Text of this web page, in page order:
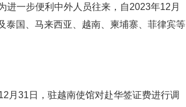
进一步便利中外人员往来，自2023年12月
泰国、马来西亚、越南、柬埔寨、菲律宾等
月31日，驻越南使馆对赴华签证费进行调